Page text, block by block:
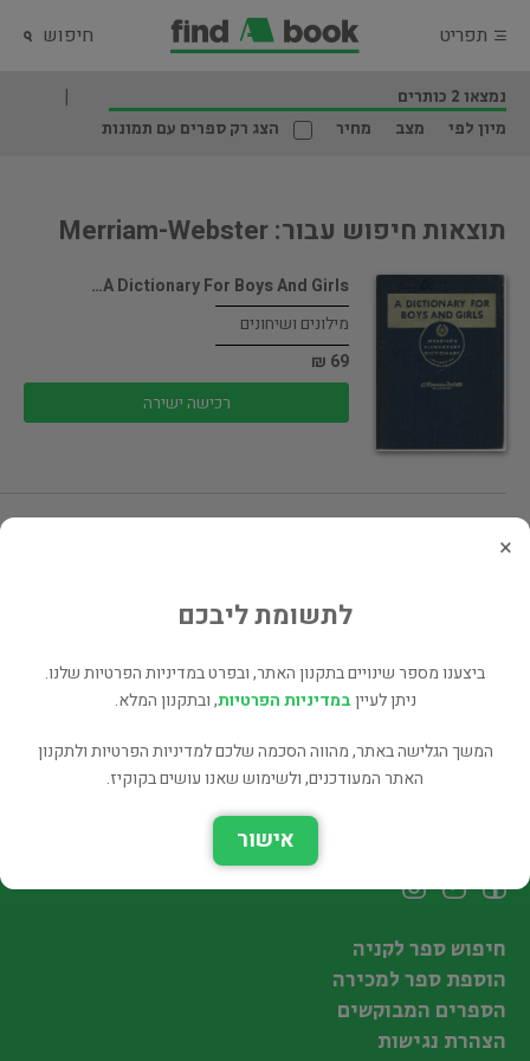
תפריט חיפוש
נמצאו 2 כותרים
מיון לפי
מצב מחיר הצג רק ספרים עם תמונות
תוצאות חיפוש עבור: Merriam-Webster
A Dictionary For Boys And Girls…
מילונים ושיחונים
69 ₪
רכישה ישירה
רכישה ישירה
×
לתשומת ליבכם
ביצענו מספר שינויים בתקנון האתר, ובפרט במדיניות הפרטיות שלנו.
ניתן לעייןבמדיניות הפרטיות, ובתקנון המלא.
המשך הגלישה באתר, מהווה הסכמה שלכם למדיניות הפרטיות ולתקנון
האתר המעודכנים, ולשימוש שאנו עושים בקוקיז.
אישור
חיפוש ספר לקניה
הוספת ספר למכירה
הספרים המבוקשים
הצהרת נגישות